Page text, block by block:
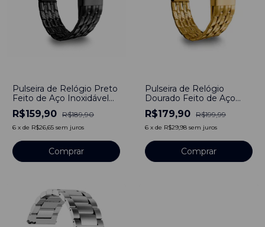
Pulseira de Relógio Preto
Feito de Aço Inoxidável
Preto 20mm Com
Engate Rápido
R$159,90 R$189,90
6 x de R$26,65 sem juros
Comprar
Pulseira de Relógio
Dourado Feito de Aço
Inoxidável Dourado
22mm Com Engate
Rápido
R$179,90 R$199,99
6 x de R$29,98 sem juros
Comprar